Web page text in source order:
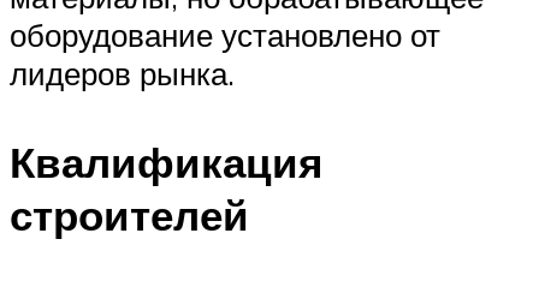
оборудование установлено от
лидеров рынка.
Квалификация
строителей